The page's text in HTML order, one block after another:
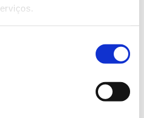
em acácia-das-espigas: